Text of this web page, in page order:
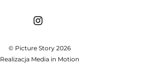
© Picture Story 2026
Realizacja Media in Motion